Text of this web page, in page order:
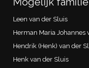
Leen van der Sluis
Herman Maria Johannes
Hendrik (Henk) van der
Henk van der Sluis